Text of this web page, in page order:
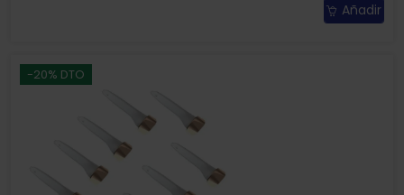
Añadir
-20% DTO